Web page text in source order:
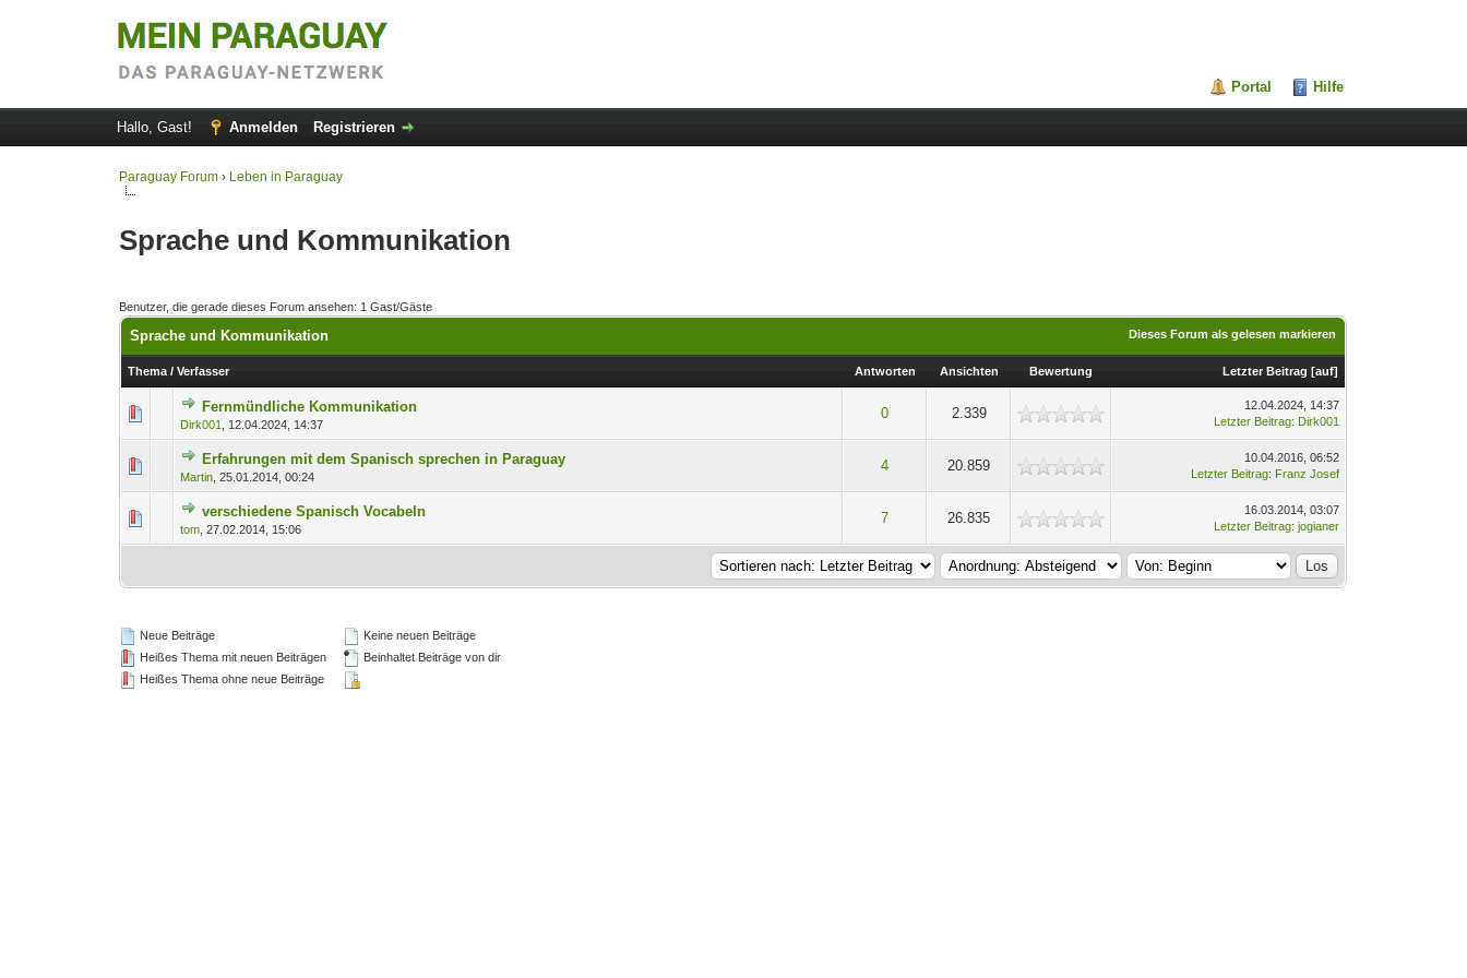
Portal Hilfe
Hallo, Gast! Anmelden Registrieren
Paraguay Forum › Leben in Paraguay
Sprache und Kommunikation
Benutzer, die gerade dieses Forum ansehen: 1 Gast/Gäste
Dieses Forum als gelesen markieren
Sprache und Kommunikation
Thema /Verfasser Antworten Ansichten Bewertung Letzter Beitrag [auf]
Fernmündliche Kommunikation
Dirk001 12.04.2024, 14:37
0 2.339
0 Bewertung(en) - 0 von 5 durchschnittlich
12.04.2024, 14:37
Letzter Beitrag: Dirk001
Erfahrungen mit dem Spanisch sprechen in Paraguay
Martin ,25.01.2014, 00:24
4 20.859
0 Bewertung(en) - 0 von 5 durchschnittlich
1 23 4 5
10.04.2016, 06:52
Letzter Beitrag: Franz Josef
verschiedene Spanisch Vocabeln
tom ,27.02.2014, 15:06
7 26.835
0 Bewertung(en) - 0 von 5 durchschnittlich
16.03.2014, 03:07
Letzter Beitrag:jogianer
Neue Beiträge
Heißes Thema mit neuen Beiträgen
Heißes Thema ohne neue Beiträge
Keine neuen Beiträge
Beinhaltet Beiträge von dir